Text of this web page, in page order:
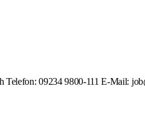
Telefon: 09234 9800-111 E-Mail: